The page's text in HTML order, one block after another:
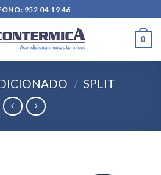
952 04 19 46
0
/ SPLIT